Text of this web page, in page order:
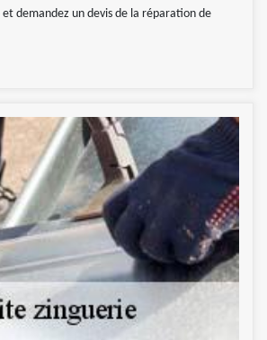
et demandez un devis de la réparation de